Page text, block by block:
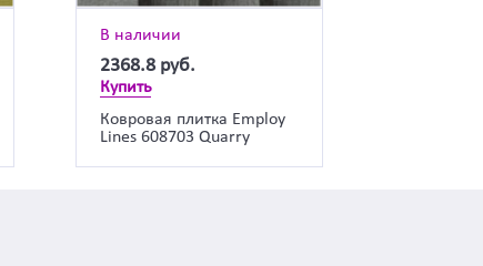
В наличии
2368.8 руб.
Купить
Ковровая плитка Employ
Lines 608703 Quarry